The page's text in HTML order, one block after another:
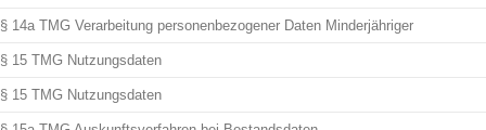
§ 14a TMG Verarbeitung personenbezogener Daten Minderjähriger
§ 15 TMG Nutzungsdaten
§ 15 TMG Nutzungsdaten